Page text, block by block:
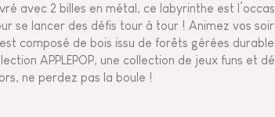
avec 2 billes en métal, ce labyrinthe est
se lancer des défis tour à tour ! Animez vos
composé de bois issu de forêts gérées
APPLEPOP, une collection de jeux funs et
ne perdez pas la boule !